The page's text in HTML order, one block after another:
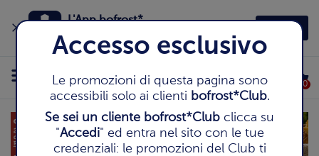
L'App bofrost*
Accesso esclusivo
Le promozioni di questa pagina sono
accessibili solo ai clienti bofrost*Club.
Se sei un cliente bofrost*Club clicca su
"Accedi" ed entra nel sito con le tue
credenziali: le promozioni del Club ti
0